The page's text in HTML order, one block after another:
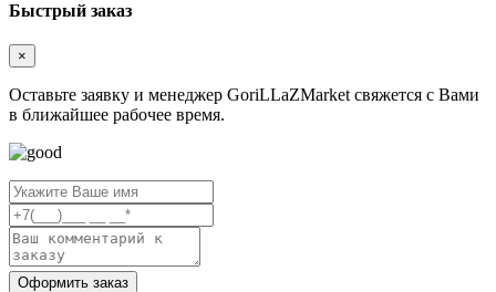
Быстрый заказ
×
Оставьте заявку и менеджер GoriLLaZMarket свяжется с Вами
в ближайшее рабочее время.